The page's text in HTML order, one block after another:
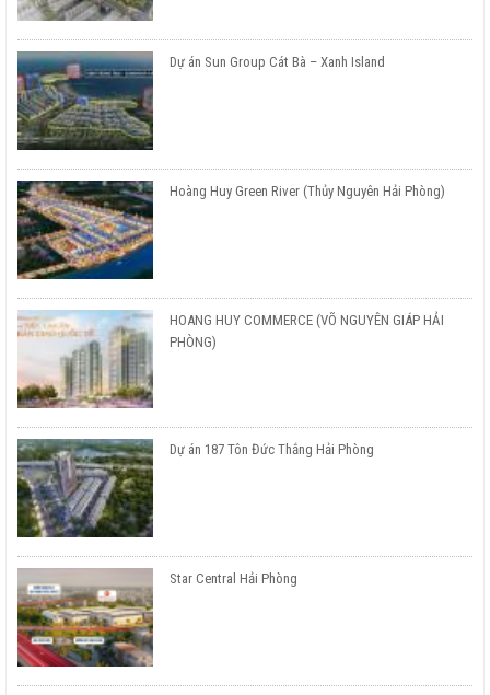
Dự án Sun Group Cát Bà – Xanh Island
Hoàng Huy Green River (Thủy Nguyên Hải Phòng)
HOANG HUY COMMERCE (VÕ NGUYÊN GIÁP HẢI
PHÒNG)
Dự án 187 Tôn Đức Thắng Hải Phòng
Star Central Hải Phòng